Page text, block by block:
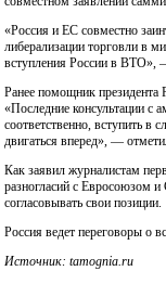
«Россия и ЕС совместно
либерализации торговли в
вступления России в ВТО»,
Ранее помощник
«Последние консультации с
соответственно, вступить в
двигаться вперед», —
Как заявил журналистам
разногласий с Евросоюзом
согласовывать свои позиции.
Россия ведет переговоры о
Источник: tamognia.ru